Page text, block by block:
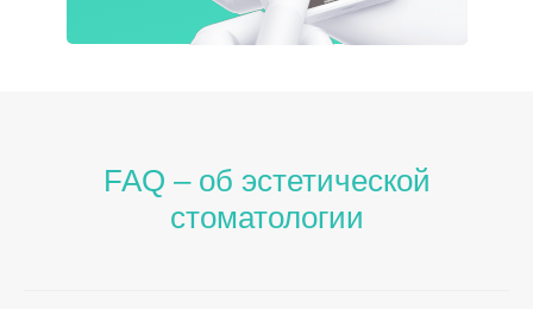
FAQ – об эстетической
стоматологии